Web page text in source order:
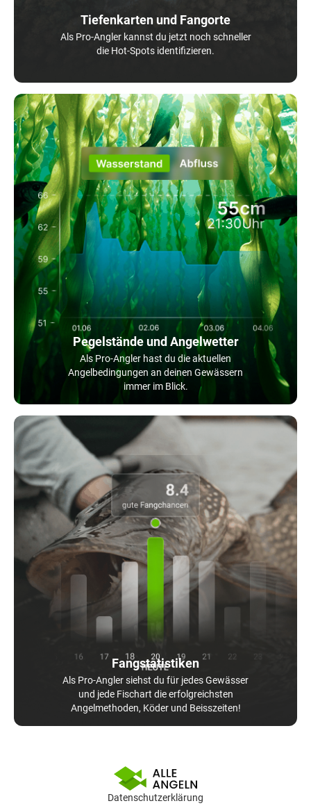
Tiefenkarten und Fangorte
Als Pro-Angler kannst du jetzt noch schneller
die Hot-Spots identifizieren.
Pegelstände und Angelwetter
Als Pro-Angler hast du die aktuellen
Angelbedingungen an deinen Gewässern
immer im Blick.
Fangstatistiken
Als Pro-Angler siehst du für jedes Gewässer
und jede Fischart die erfolgreichsten
Angelmethoden, Köder und Beisszeiten!
Datenschutzerklärung